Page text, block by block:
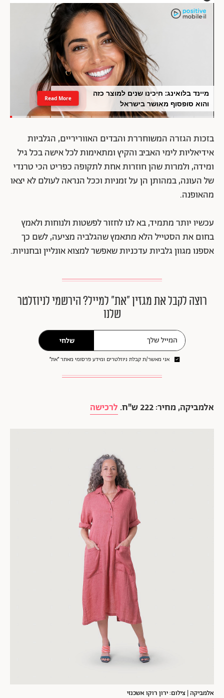
מיינד בלואינג: חיכינו שנים למוצר כזה
והוא סופסוף מאושר בישראל
Read More
בזכות הגזרה המשוחררת והבדים האווריריים, הגלביות
אידיאליות לימי האביב והקיץ ומתאימות לכל אישה בכל גיל
ומידה, ולמרות שהן חוזרות אחת לתקופה כפריט הכי טרנדי
של העונה, במהותן הן על זמניות וככל הנראה לעולם לא יצאו
מהאופנה.
עכשיו יותר מתמיד, בא לנו לחזור לפשטות ולנוחות ולאמץ
בחום את הסטייל הלא מתאמץ שהגלביה מציעה, לשם כך
אספנו מגוון גלביות עדכניות שאפשר למצוא אונליין ובחנויות.
רוצה לקבל את מגזין ״את״ למייל? הירשמי לניוזלטר
שלנו
שלחי
אני מאשר/ת קבלת ניוזלטרים ומידע פרסומי מאתר ״את״
אלמביקה, מחיר: 222 ש"ח. לרכישה
אלמביקה | צילום: ירון רוקו אשכנזי